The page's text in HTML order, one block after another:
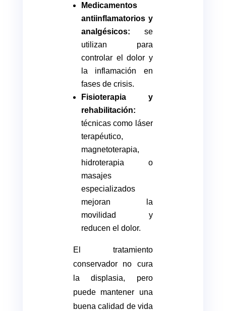
Medicamentos
antiinflamatorios y
analgésicos: se
utilizan para
controlar el dolor y
la inflamación en
fases de crisis.
Fisioterapia y
rehabilitación:
técnicas como láser
terapéutico,
magnetoterapia,
hidroterapia o
masajes
especializados
mejoran la
movilidad y
reducen el dolor.
El tratamiento
conservador no cura
la displasia, pero
puede mantener una
buena calidad de vida